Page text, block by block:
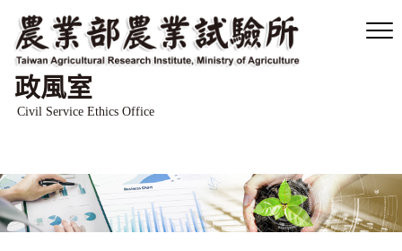
政風室
Civil Service Ethics Office